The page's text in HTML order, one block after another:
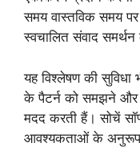
समय वास्तविक समय
स्वचालित संवाद
यह विश्लेषण की सुविधा
के पैटर्न को समझने और
मदद करती हैं। सोचें
आवश्यकताओं के अनुरूप